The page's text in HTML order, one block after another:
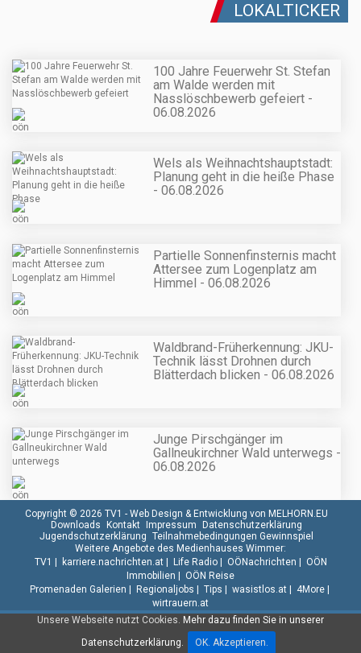
LOKALTICKER
100 Jahre Feuerwehr St. Stefan
am Walde werden mit
Nasslöschbewerb gefeiert -
06.08.2026
Wels als Weihnachtshauptstadt:
Planung geht in die heiße Phase
- 06.08.2026
Partielle Sonnenfinsternis macht
Attersee zum Logenplatz am
Himmel - 06.08.2026
Waldbrand-Früherkennung: JKU-
Technik lässt Drohnen durch
Blätterdach blicken - 06.08.2026
Junge Pirschgänger im
Gallneukirchner Wald unterwegs -
06.08.2026
Unsere Webseite nutzt Cookies. Mehr dazu finden Sie in unserer
Datenschutzerklärung.
OK. Akzeptieren.
Copyright © 2026 TV1 - Web Design & Entwicklung von MELHORN.EU
Downloads
Kontakt Impressum
Datenschutzerklärung
Jugendschutzerklärung Teilnahmebedingungen Gewinnspiel
Weitere Angebote des Medienhauses Wimmer:
TV1
karriere.nachrichten.at| Life Radio| OÖNachrichten
OÖN
Immobilien
OÖN Reise
Promenaden Galerien
Regionaljobs Tips wasistlos.at| 4More|
wirtrauern.at